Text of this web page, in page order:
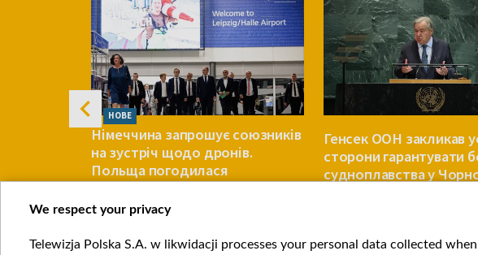
НОВЕ
Німеччина запрошує союзників
на зустріч щодо дронів.
Польща погодилася
ЄВРОПА
Генсек ООН закликав
сторони гарантувати
судноплавства у
We respect your privacy
Telewizja Polska S.A. w likwidacji processes your personal data collected